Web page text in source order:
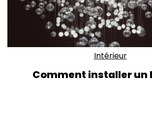
Intérieur
Comment installer un